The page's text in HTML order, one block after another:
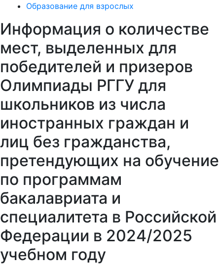
Образование для взрослых
Информация о количестве
мест, выделенных для
победителей и призеров
Олимпиады РГГУ для
школьников из числа
иностранных граждан и
лиц без гражданства,
претендующих на обучение
по программам
бакалавриата и
специалитета в Российской
Федерации в 2024/2025
учебном году